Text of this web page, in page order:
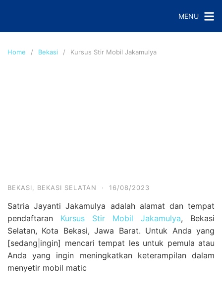
i
MENU
Home Bekasi Kursus Stir Mobil Jakamulya
BEKASI, BEKASI SELATAN · 16/08/2023
Satria Jayanti Jakamulya adalah alamat dan tempat
pendaftaran Kursus Stir Mobil Jakamulya, Bekasi
Selatan, Kota Bekasi, Jawa Barat. Untuk Anda yang
[sedang|ingin] mencari tempat les untuk pemula atau
Anda yang ingin meningkatkan keterampilan dalam
menyetir mobil matic